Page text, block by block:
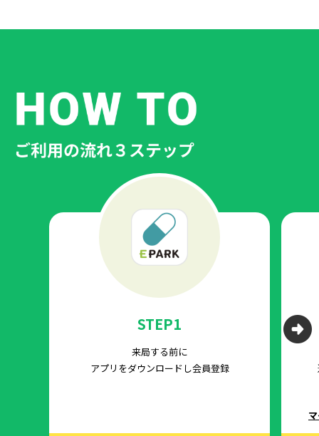
STEP1
来局する前に
アプリをダウンロードし会員登録